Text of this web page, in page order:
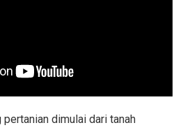
dimulai dari tanah